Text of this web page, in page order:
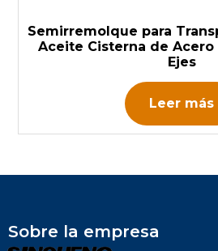
Semirremolque para
Aceite Cisterna de
Ejes
Leer más
Sobre la empresa